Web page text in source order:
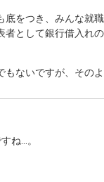
をつき、みんな就
として銀行借入れ
ないですが、その
ね…。